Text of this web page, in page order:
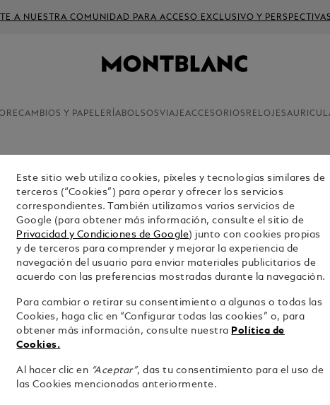
A NUESTRA COMUNIDAD PARA ACCESO EXCLUSIVO Y PERSPECTIVAS
RECAMBIOS Y PAPELERÍA BOLSOSVIAJEACCESORIOS RELOJES
PLUMA
GATSBY
$5,100.00
Ciertas
mismo
Este sitio web utiliza cookies, píxeles y tecnologías similares de
terceros (“Cookies”) para operar y ofrecer los servicios
correspondientes. También utilizamos varios servicios de
Google (para obtener más información, consulte el sitio de
Privacidad y Condiciones de Google) junto con cookies propias
y de terceros para comprender y mejorar la experiencia de
navegación del usuario para enviar materiales publicitarios de
acuerdo con las preferencias mostradas durante la navegación.
Para cambiar o retirar su consentimiento a algunas o todas las
Cookies, haga clic en “Configurar todas las cookies” o, para
obtener más información, consulte nuestra Política de
Cookies.
Al hacer clic en “Aceptar”, das tu consentimiento para el uso de
las Cookies mencionadas anteriormente.